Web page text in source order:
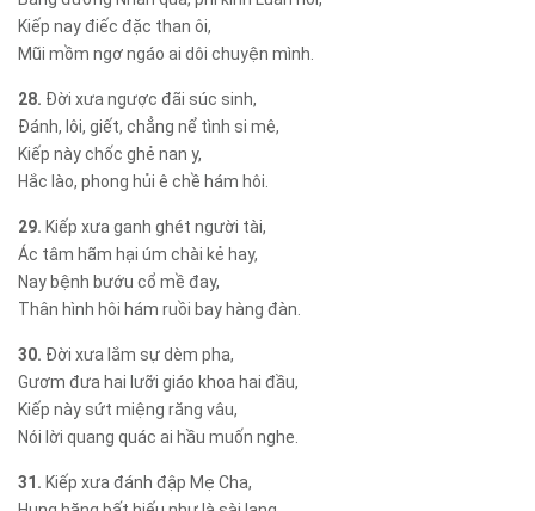
Kiếp nay điếc đặc than ôi,
Mũi mồm ngơ ngáo ai dôi chuyện mình.
28. Đời xưa ngược đãi súc sinh,
Đánh, lôi, giết, chẳng nể tình si mê,
Kiếp này chốc ghẻ nan y,
Hắc lào, phong hủi ê chề hám hôi.
29. Kiếp xưa ganh ghét người tài,
Ác tâm hãm hại úm chài kẻ hay,
Nay bệnh bướu cổ mề đay,
Thân hình hôi hám ruồi bay hàng đàn.
30. Đời xưa lắm sự dèm pha,
Gươm đưa hai lưỡi giáo khoa hai đầu,
Kiếp này sứt miệng răng vâu,
Nói lời quang quác ai hầu muốn nghe.
31. Kiếp xưa đánh đập Mẹ Cha,